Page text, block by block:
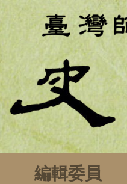
編輯委員